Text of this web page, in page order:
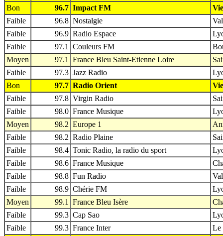
Bon
96.7 Impact FM
Faible
96.8 Nostalgie
Faible
96.9 Radio Espace
Faible
97.1 Couleurs FM
Moyen
97.1 France Bleu Saint-Etienne Loire
Faible
97.3 Jazz Radio
Bon
97.7 Radio Orient
Faible
97.8 Virgin Radio
Faible
98.0 France Musique
Moyen
98.2 Europe 1
Faible
98.2 Radio Plaine
Faible
98.4 Tonic Radio, la radio du sport
Faible
98.6 France Musique
Faible
98.8 Fun Radio
Faible
98.9 Chérie FM
Moyen
99.1 France Bleu Isère
Faible
99.3 Cap Sao
Faible
99.3 France Inter
Le